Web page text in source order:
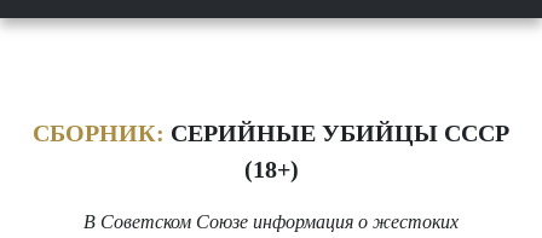
СБОРНИК: СЕРИЙНЫЕ УБИЙЦЫ СССР
(18+)
В Советском Союзе информация о жестоких